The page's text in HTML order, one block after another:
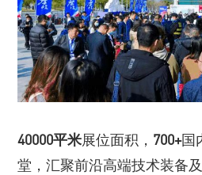
40000平米展位面积， 700+国
堂，汇聚前沿高端技术装备